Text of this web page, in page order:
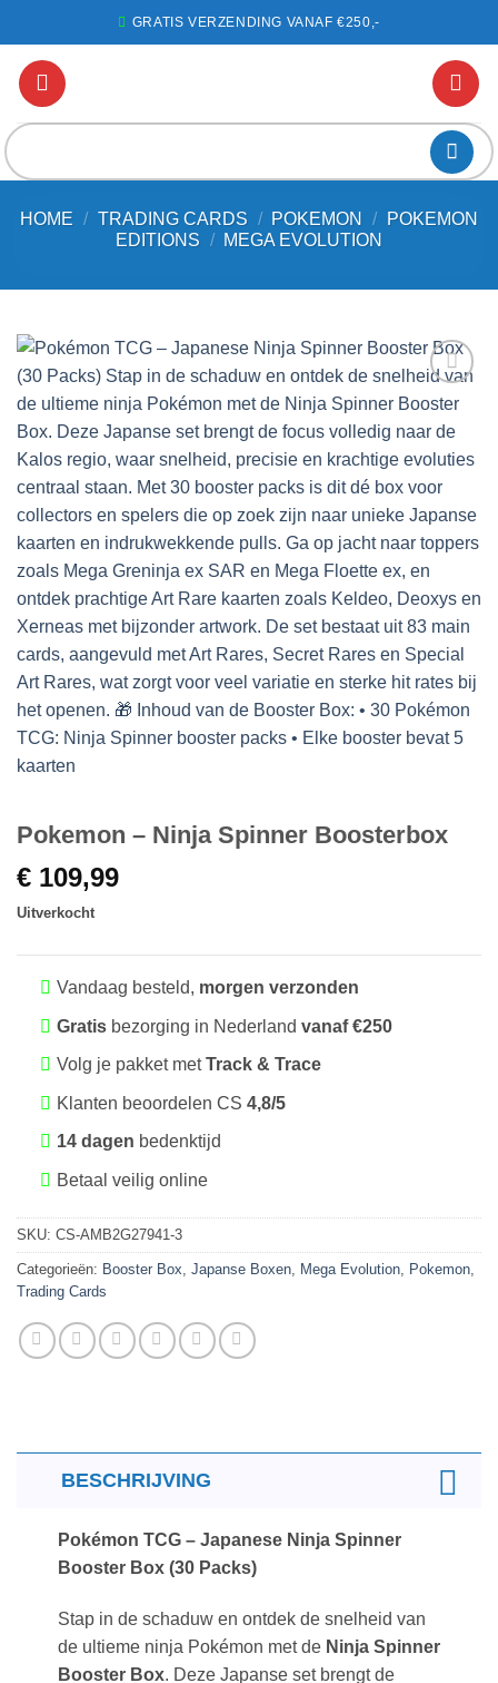
naar
inhoud
GRATIS VERZENDING VANAF €250,-
HOME / TRADING CARDS / POKEMON /
POKEMON
EDITIONS / MEGA EVOLUTION
Voeg toe
aan
Pokemon – Ninja Spinner Boosterbox
€ 109,99
Uitverkocht
Vandaag besteld, morgen verzonden
Gratisbezorging in Nederland vanaf €250
Volg je pakket metTrack & Trace
Klanten beoordelen CS 4,8/5
14 dagen bedenktijd
Betaal veilig online
SKU: CS-AMB2G27941-3
Categorieën: Booster Box Japanse Boxen Mega Evolution Pokemon
Trading Cards
BESCHRIJVING
Pokémon TCG – Japanese Ninja Spinner
Booster Box (30 Packs)
Stap in de schaduw en ontdek de snelheid van
de ultieme ninja Pokémon met de Ninja Spinner
Booster Box. Deze Japanse set brengt de